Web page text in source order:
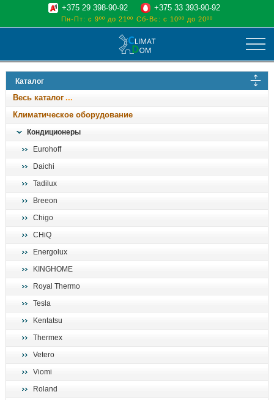
климат
отопительные котлы
водоснабжение
+375 29 398-90-92 +375 33 393-90-92
Пн-Пт: с 9ºº до 21ºº Сб-Вс: с 10ºº до 20ºº
Каталог
Весь каталог
Климатическое оборудование
Кондиционеры
Eurohoff
Daichi
Tadilux
Breeon
Chigo
CHiQ
Energolux
KINGHOME
Royal Thermo
Tesla
Kentatsu
Thermex
Vetero
Viomi
Roland